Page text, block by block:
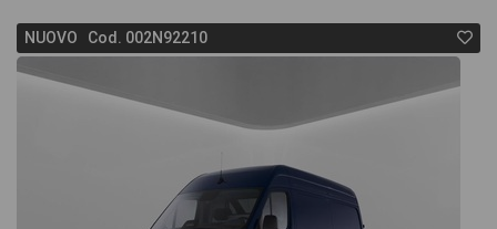
NUOVO Cod. 002N92210